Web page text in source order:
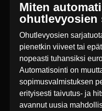
Miten
ohutlevyosien
Ohutlevyosien
pienetkin viiveet tai
nopeasti tuhansiksi
Automatisointi on
sopimusvalmistuksen
erityisesti taivutus- ja
avannut uusia